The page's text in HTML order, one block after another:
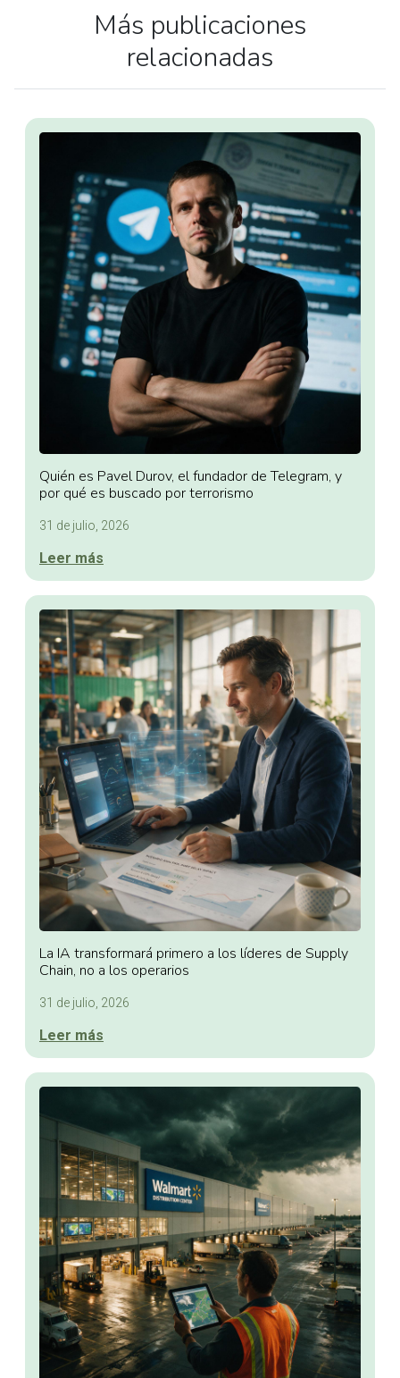
Más publicaciones
relacionadas
Quién es Pavel Durov, el fundador de Telegram, y
por qué es buscado por terrorismo
31 de julio, 2026
Leer más
La IA transformará primero a los líderes de Supply
Chain, no a los operarios
31 de julio, 2026
Leer más